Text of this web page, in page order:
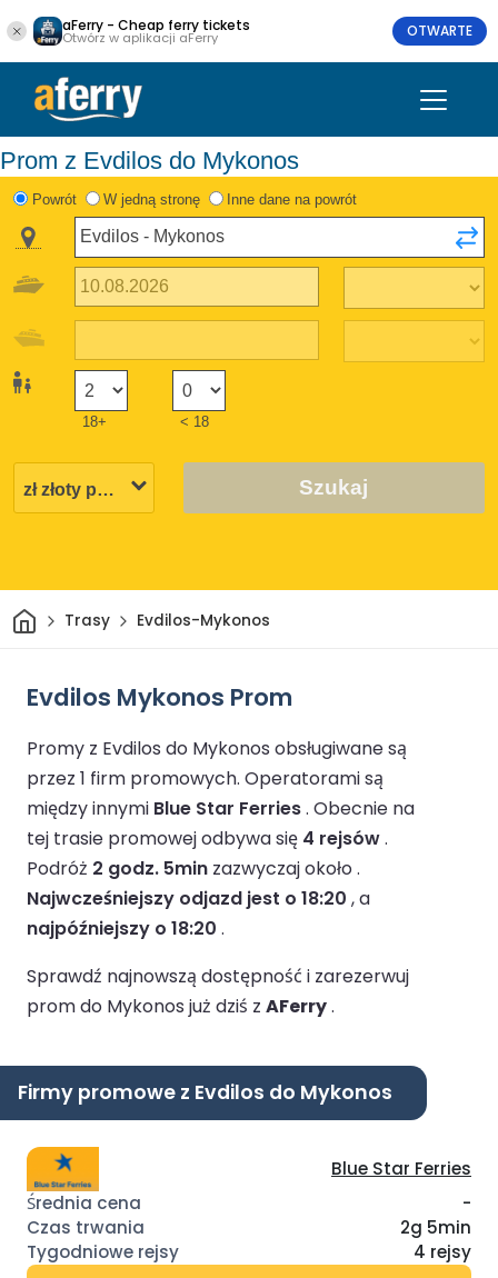
aFerry - Cheap ferry tickets
Otwórz w aplikacji aFerry OTWARTE
Prom z Evdilos do Mykonos
Powrót W jedną stronę Inne dane na powrót
18+ < 18
Szukaj
DomTrasy Evdilos-Mykonos
Evdilos Mykonos Prom
Promy z Evdilos do Mykonos obsługiwane są
przez 1 firm promowych. Operatorami są
między innymi Blue Star Ferries. Obecnie na
tej trasie promowej odbywa się 4 rejsów.
Podróż 2 godz. 5min zazwyczaj około .
Najwcześniejszy odjazd jest o 18:20 , a
najpóźniejszy o 18:20 .
Sprawdź najnowszą dostępność i zarezerwuj
prom do Mykonos już dziś z AFerry.
Firmy promowe z Evdilos do Mykonos
Blue Star Ferries
-
2g 5min
4 rejsy